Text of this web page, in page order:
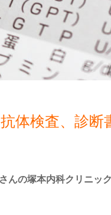
体検査、診断
んの塚本内科クリニッ